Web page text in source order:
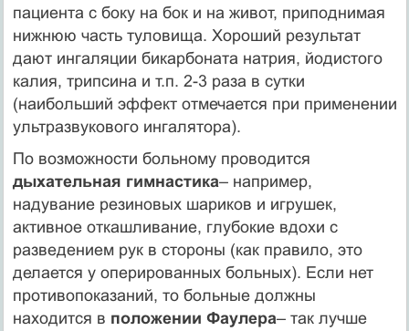
пациента с боку на бок и на живот, приподнимая
нижнюю часть туловища. Хороший результат
дают ингаляции бикарбоната натрия, йодистого
калия, трипсина и т.п. 2-3 раза в сутки
(наибольший эффект отмечается при применении
ультразвукового ингалятора).
По возможности больному проводится
дыхательная гимнастика– например,
надувание резиновых шариков и игрушек,
активное откашливание, глубокие вдохи с
разведением рук в стороны (как правило, это
делается у оперированных больных). Если нет
противопоказаний, то больные должны
находится в положении Фаулера– так лучше